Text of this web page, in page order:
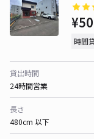
時間
貸出時間
24時間営業
長さ
480cm 以下